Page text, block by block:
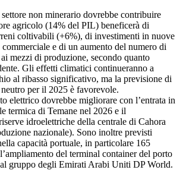
non minerario dovrebbe contribuire
agricolo (14% del PIL) beneficerà di
coltivabili (+6%), di investimenti in nuove
commerciale e di un aumento del numero di
mezzi di produzione, secondo quanto
Gli effetti climatici continueranno a
al ribasso significativo, ma la previsione di
per il 2025 è favorevole.
elettrico dovrebbe migliorare con l’entrata in
termica di Temane nel 2026 e il
idroelettriche della centrale di Cahora
nazionale). Sono inoltre previsti
capacità portuale, in particolare 165
del terminal container del porto
gruppo degli Emirati Arabi Uniti DP World.